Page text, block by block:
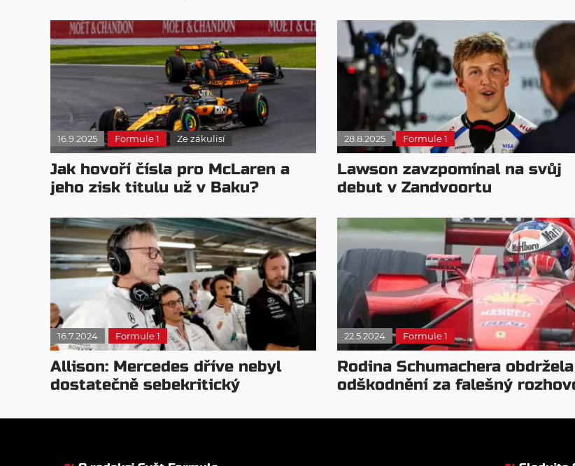
16.9.2025 Formule 1 Ze zákulisí
Jak hovoří čísla pro McLaren a
jeho zisk titulu už v Baku?
28.8.2025 Formule 1
Lawson zavzpomínal na svůj
debut v Zandvoortu
16.7.2024 Formule 1
Allison: Mercedes dříve nebyl
dostatečně sebekritický
22.5.2024 Formule 1
Rodina Schumachera obdržela
odškodnění za falešný